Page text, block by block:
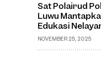
Jembatan
Desa Watu
Sat Polairud
Luwu
Edukasi
Aman, Nelayan
NOVEMBER 25, 2025